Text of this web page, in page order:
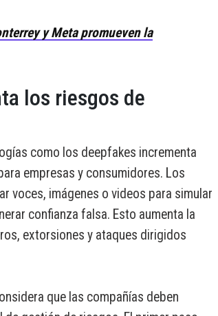
y Meta promueven la
los riesgos de
como los deepfakes incrementa
empresas y consumidores. Los
voces, imágenes o videos para simular
confianza falsa. Esto aumenta la
extorsiones y ataques dirigidos
que las compañías deben